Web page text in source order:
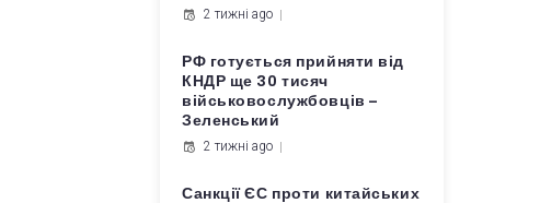
2 тижні ago
РФ готується прийняти від
КНДР ще 30 тисяч
військовослужбовців –
Зеленський
2 тижні ago
Санкції ЄС проти китайських